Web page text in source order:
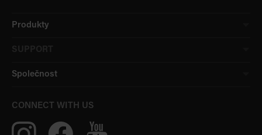
Produkty
Společnost
CONNECT WITH US